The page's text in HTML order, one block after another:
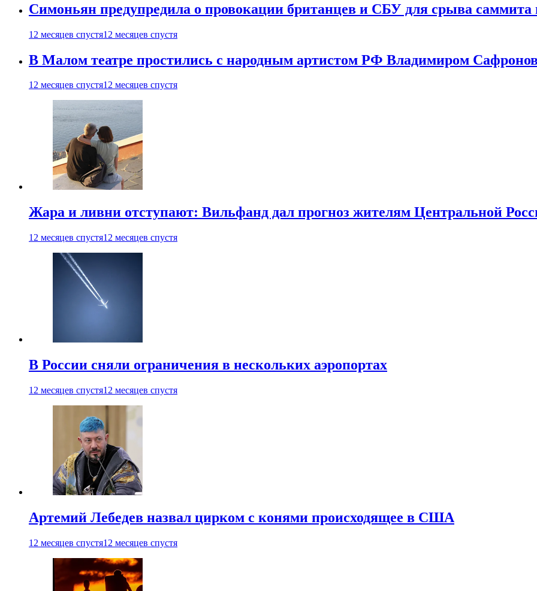
Симоньян предупредила о провокации британцев и СБУ для срыва саммита
12 месяцев спустя12 месяцев спустя
В Малом театре простились с народным артистом РФ Владимиром
12 месяцев спустя12 месяцев спустя
Жара и ливни отступают: Вильфанд дал прогноз жителям Центральной
12 месяцев спустя12 месяцев спустя
В России сняли ограничения в нескольких аэропортах
12 месяцев спустя12 месяцев спустя
Артемий Лебедев назвал цирком с конями происходящее в США
12 месяцев спустя12 месяцев спустя